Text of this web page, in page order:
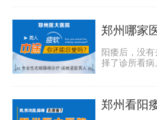
郑州哪家
阳痿后，没
择了诊所看病
郑州看阳